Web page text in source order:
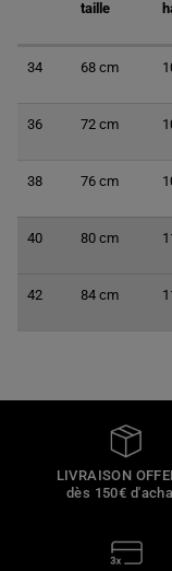
taille
34 68 cm
36 72cm
38 76 cm
40 80 cm
42 84cm
LIVRAISON
dès 150€